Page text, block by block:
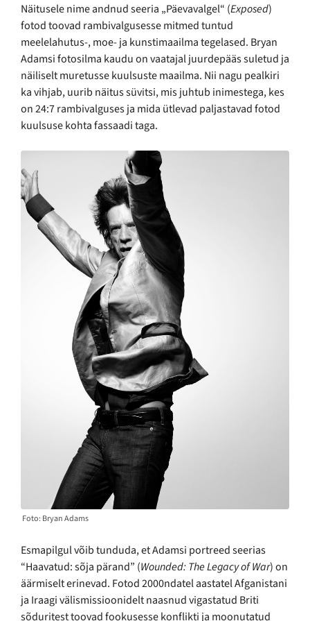
Näitusele nime andnud seeria „Päevavalgel“ (Exposed)
fotod toovad rambivalgusesse mitmed tuntud
meelelahutus-, moe- ja kunstimaailma tegelased. Bryan
Adamsi fotosilma kaudu on vaatajal juurdepääs suletud ja
näiliselt muretusse kuulsuste maailma. Nii nagu pealkiri
ka vihjab, uurib näitus süvitsi, mis juhtub inimestega, kes
on 24:7 rambivalguses ja mida ütlevad paljastavad fotod
kuulsuse kohta fassaadi taga.
Foto: Bryan Adams
Esmapilgul võib tunduda, et Adamsi portreed seerias
“Haavatud: sõja pärand” (Wounded: The Legacy of War) on
äärmiselt erinevad. Fotod 2000ndatel aastatel Afganistani
ja Iraagi välismissioonidelt naasnud vigastatud Briti
sõduritest toovad fookusesse konflikti ja moonutatud